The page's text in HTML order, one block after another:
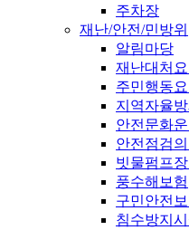
주차장
재난/안전/민방위
알림마당
재난대처
주민행동
지역자율
안전문화
안전점검
빗물펌프
풍수해보험
구민안전
침수방지